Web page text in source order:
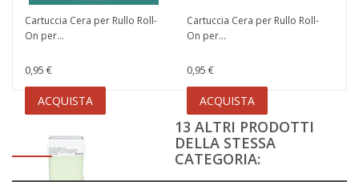
Cartuccia Cera per Rullo Roll-
On per...
0,95 €
ACQUISTA
Cartuccia Cera per Rullo Roll-
On per...
0,95 €
ACQUISTA
13 ALTRI PRODOTTI
DELLA STESSA
CATEGORIA: